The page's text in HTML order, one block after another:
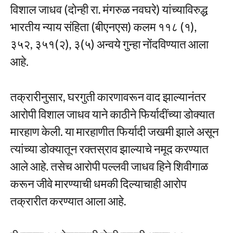
विशाल जाधव (दोन्ही रा. मंगरुळ नवघरे) यांच्याविरुद्ध
भारतीय न्याय संहिता (बीएनएस) कलम ११८ (१),
३५२, ३५१(२), ३(५) अन्वये गुन्हा नोंदविण्यात आला
आहे.
तक्रारीनुसार, घरगुती कारणावरून वाद झाल्यानंतर
आरोपी विशाल जाधव याने काठीने फिर्यादींच्या डोक्यात
मारहाण केली. या मारहाणीत फिर्यादी जखमी झाले असून
त्यांच्या डोक्यातून रक्तस्राव झाल्याचे नमूद करण्यात
आले आहे. तसेच आरोपी पल्लवी जाधव हिने शिवीगाळ
करून जीवे मारण्याची धमकी दिल्याचाही आरोप
तक्रारीत करण्यात आला आहे.